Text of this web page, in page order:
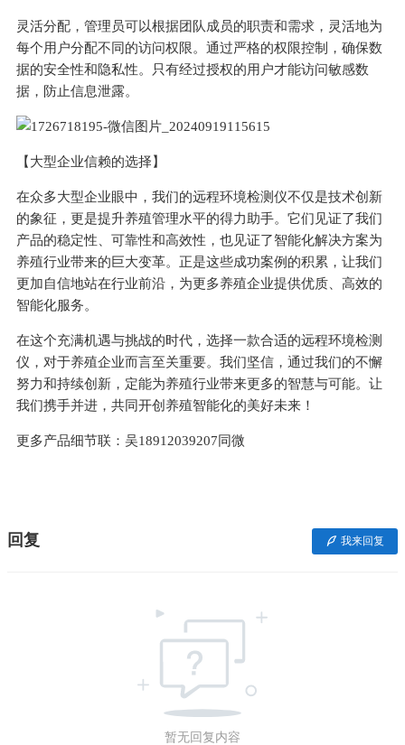
灵活分配，管理员可以根据团队成员的职责和需求，灵活地为
每个用户分配不同的访问权限。通过严格的权限控制，确保数
据的安全性和隐私性。只有经过授权的用户才能访问敏感数
据，防止信息泄露。
【大型企业信赖的选择】
在众多大型企业眼中，我们的远程环境检测仪不仅是技术创新
的象征，更是提升养殖管理水平的得力助手。它们见证了我们
产品的稳定性、可靠性和高效性，也见证了智能化解决方案为
养殖行业带来的巨大变革。正是这些成功案例的积累，让我们
更加自信地站在行业前沿，为更多养殖企业提供优质、高效的
智能化服务。
在这个充满机遇与挑战的时代，选择一款合适的远程环境检测
仪，对于养殖企业而言至关重要。我们坚信，通过我们的不懈
努力和持续创新，定能为养殖行业带来更多的智慧与可能。让
我们携手并进，共同开创养殖智能化的美好未来！
更多产品细节联：吴18912039207同微
回复 我来回复
暂无回复内容